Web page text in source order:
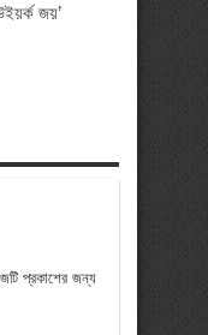
জয়’
প্রকাশের জন্য